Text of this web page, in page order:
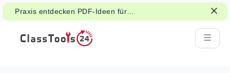
Praxis entdecken PDF-Ideen für
Unterrichts-, Handout- und Studentenarbeit.